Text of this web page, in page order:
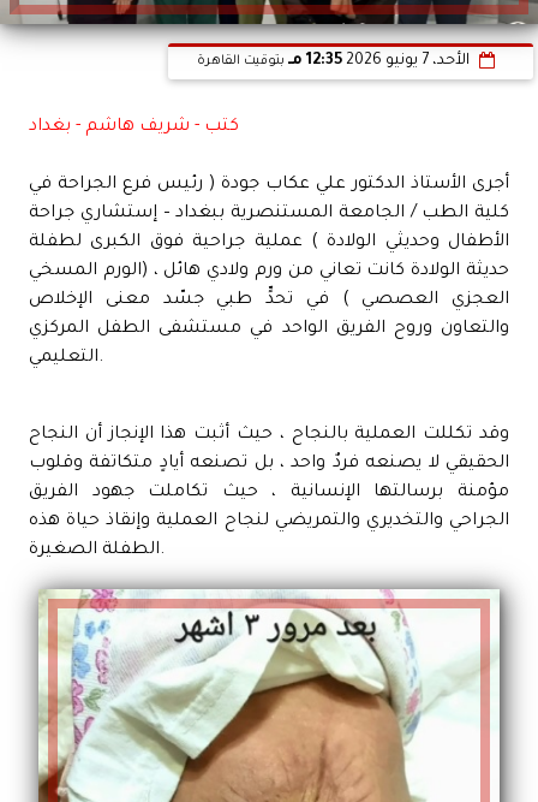
الأحد، 7 يونيو 2026 12:35 مـ بتوقيت القاهرة
كتب - شريف هاشم - بغداد
أجرى الأستاذ الدكتور علي عكاب جودة ( رئيس فرع الجراحة في
كلية الطب / الجامعة المستنصرية ببغداد – إستشاري جراحة
الأطفال وحديثي الولادة ) عملية جراحية فوق الكبرى لطفلة
حديثة الولادة كانت تعاني من ورم ولادي هائل ، (الورم المسخي
العجزي العصصي ) في تحدٍّ طبي جسّد معنى الإخلاص
والتعاون وروح الفريق الواحد في مستشفى الطفل المركزي
التعليمي.
وقد تكللت العملية بالنجاح ، حيث أثبت هذا الإنجاز أن النجاح
الحقيقي لا يصنعه فردٌ واحد ، بل تصنعه أيادٍ متكاتفة وقلوب
مؤمنة برسالتها الإنسانية ، حيث تكاملت جهود الفريق
الجراحي والتخديري والتمريضي لنجاح العملية وإنقاذ حياة هذه
الطفلة الصغيرة.